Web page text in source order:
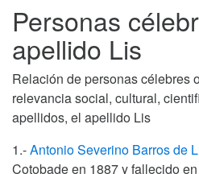
Personas
apellido Lis
Relación de personas célebres
relevancia social, cultural,
apellidos, el apellido Lis
1.-Antonio Severino Barros de
Cotobade en 1887 y fallecido